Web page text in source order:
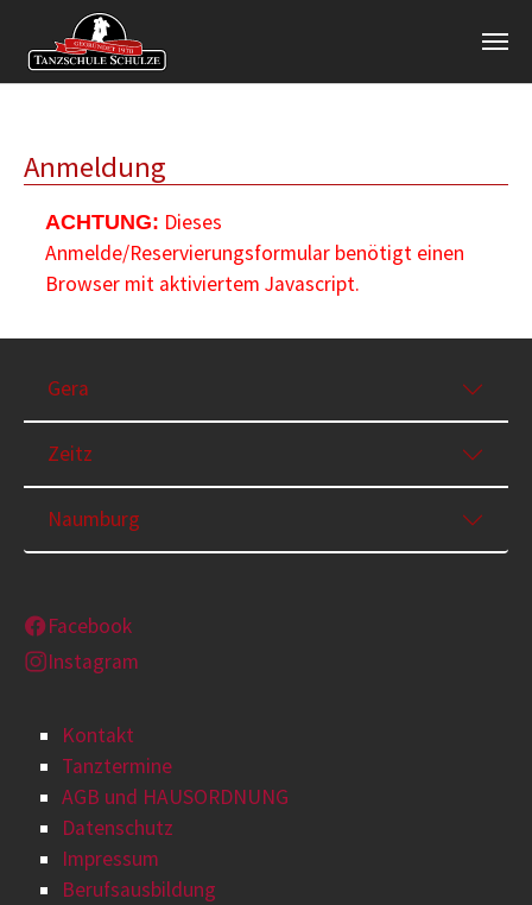
Anmeldung
ACHTUNG: Dieses
Anmelde/Reservierungsformular benötigt einen
Browser mit aktiviertem Javascript.
Gera
Zeitz
Naumburg
Facebook
Instagram
Kontakt
Tanztermine
AGB und HAUSORDNUNG
Datenschutz
Impressum
Berufsausbildung